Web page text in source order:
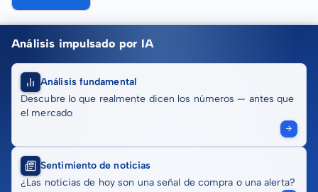
Análisis impulsado por IA
Análisis fundamental
Descubre lo que realmente dicen los números — antes que
el mercado
Sentimiento de noticias
¿Las noticias de hoy son una señal de compra o una alerta?